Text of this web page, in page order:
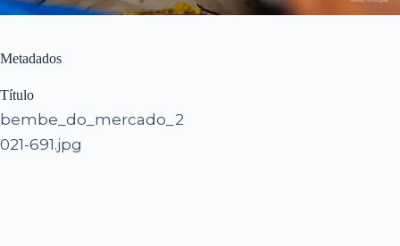
Metadados
Título
bembe_do_mercado_2
021-691.jpg